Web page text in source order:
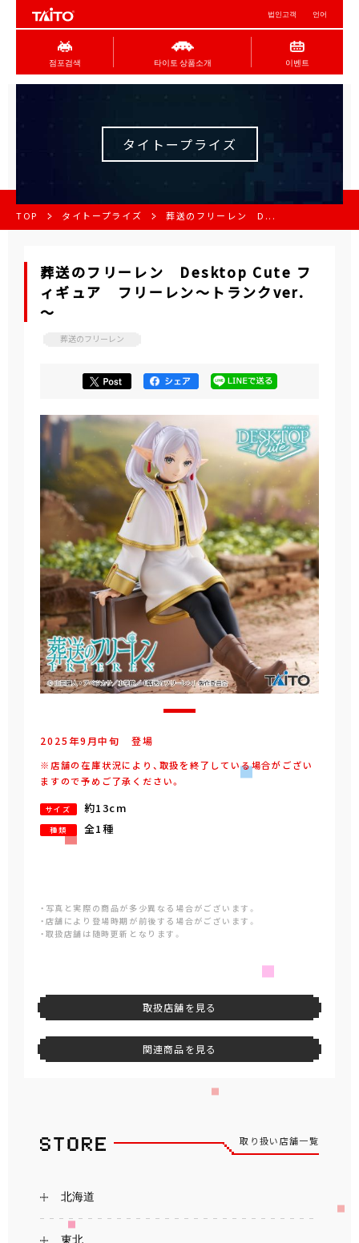
법인고객 언어
점포검색 타이토 상품소개 이벤트
タイトープライズ
TOP タイトープライズ 葬送のフリーレン D...
葬送のフリーレン Desktop Cute フ
ィギュア フリーレン～トランクver.
～
葬送のフリーレン
2025年9 月中旬 登場
※店舗の在庫状況により、取扱を終了している場合がござい
ますので予めご了承ください。
サイズ 約13cm
種類 全1種
・写真と実際の商品が多少異なる場合がございます。
・店舗により登場時期が前後する場合がございます。
・取扱店舗は随時更新となります。
取扱店舗を見る
関連商品を見る
取り扱い店舗一覧
北海道
東北